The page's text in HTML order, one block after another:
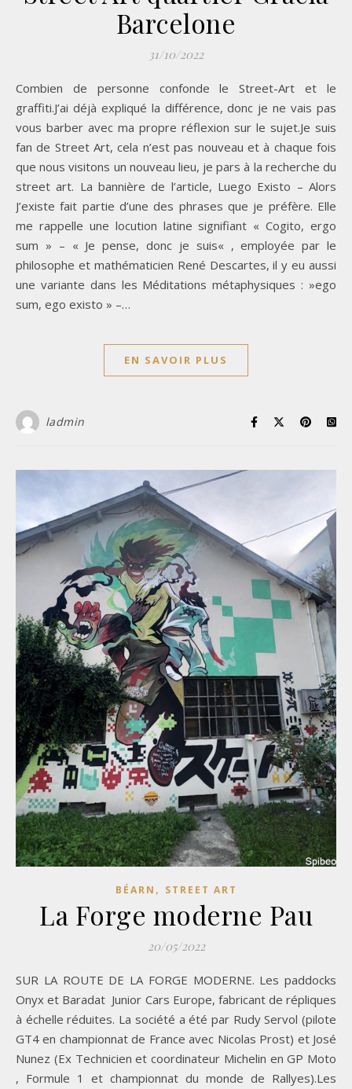
Barcelone
31/10/2022
Combien de personne confonde le Street-Art et le
graffiti.J’ai déjà expliqué la différence, donc je ne vais pas
vous barber avec ma propre réflexion sur le sujet.Je suis
fan de Street Art, cela n’est pas nouveau et à chaque fois
que nous visitons un nouveau lieu, je pars à la recherche du
street art. La bannière de l’article, Luego Existo – Alors
J’existe fait partie d’une des phrases que je préfère. Elle
me rappelle une locution latine signifiant « Cogito, ergo
sum » – « Je pense, donc je suis« , employée par le
philosophe et mathématicien René Descartes, il y eu aussi
une variante dans les Méditations métaphysiques : »ego
sum, ego existo » –…
EN SAVOIR PLUS
ladmin
BÉARN , STREET ART
La Forge moderne Pau
20/05/2022
SUR LA ROUTE DE LA FORGE MODERNE. Les paddocks
Onyx et Baradat Junior Cars Europe, fabricant de répliques
à échelle réduites. La société a été par Rudy Servol (pilote
GT4 en championnat de France avec Nicolas Prost) et José
Nunez (Ex Technicien et coordinateur Michelin en GP Moto
, Formule 1 et championnat du monde de Rallyes).Les